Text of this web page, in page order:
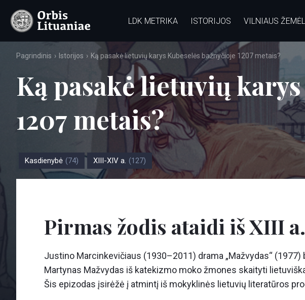
LDK METRIKA ISTORIJOS VILNIAUS
Pagrindinis Istorijos Ką pasakė lietuvių karys Kubeselės bažnyčioje 1207 metais?
Ką pasakė lietuvių
1207 metais?
Kasdienybė (74) XIII-XIV a. (127)
Pirmas žodis ataidi iš XIII
Justino Marcinkevičiaus (1930–2011) drama „Mažvydas“ (1977)
Martynas Mažvydas iš katekizmo moko žmones skaityti
Šis epizodas įsirėžė į atmintį iš mokyklinės lietuvių literatūros